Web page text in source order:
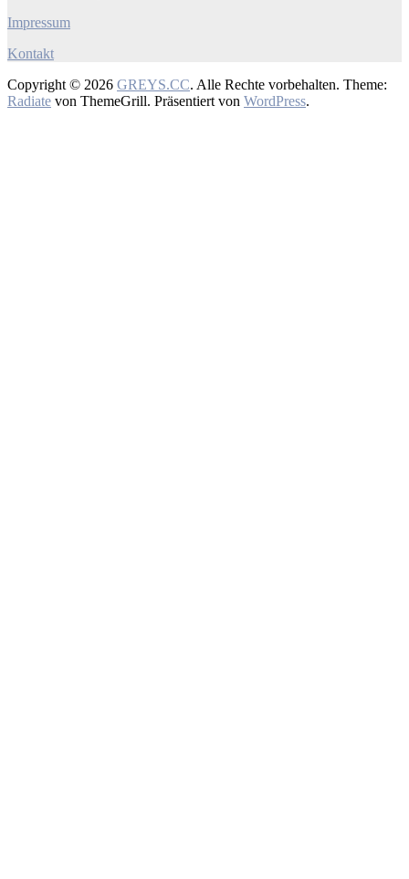
Impressum
Kontakt
Copyright © 2026 GREYS.CC. Alle Rechte vorbehalten. Theme:
Radiate von ThemeGrill. Präsentiert von WordPress.